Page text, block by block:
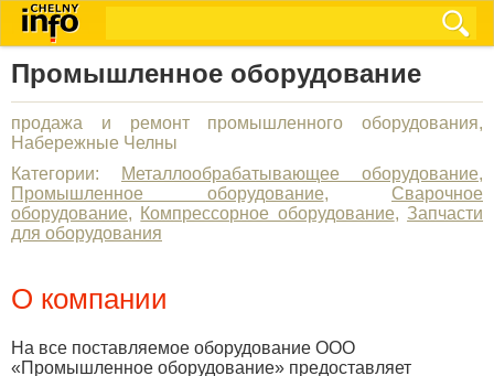
Промышленное оборудование
продажа и ремонт промышленного оборудования,
Набережные Челны
Категории:
Металлообрабатывающее оборудование,
Промышленное оборудование, Сварочное
оборудование, Компрессорное оборудование, Запчасти
для оборудования
О компании
На все поставляемое оборудование ООО
«Промышленное оборудование» предоставляет